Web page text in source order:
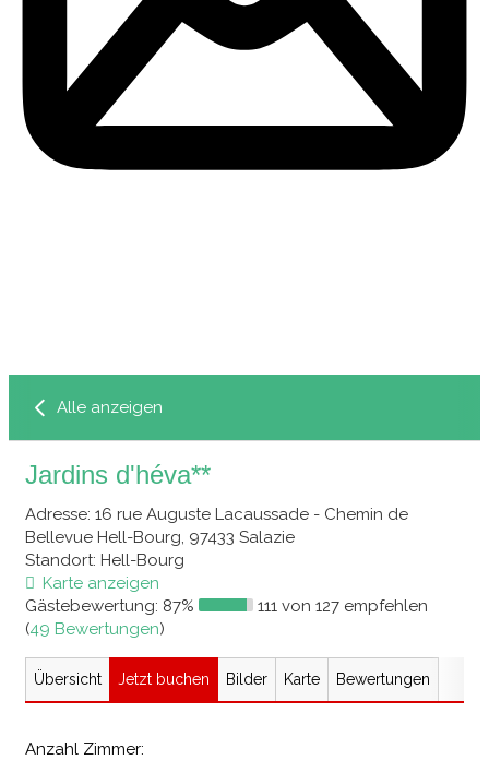
Alle anzeigen
Jardins d'héva**
Adresse: 16 rue Auguste Lacaussade - Chemin de
Bellevue Hell-Bourg, 97433 Salazie
Standort: Hell-Bourg
Karte anzeigen
Gästebewertung: 87%
111 von 127 empfehlen
(49 Bewertungen)
Übersicht Jetzt buchen Bilder Karte Bewertungen
Anzahl Zimmer: